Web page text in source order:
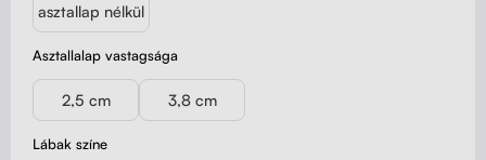
Lábak színe
Asztallalap vastagsága
2,5 cm 3,8 cm
asztallap nélkül